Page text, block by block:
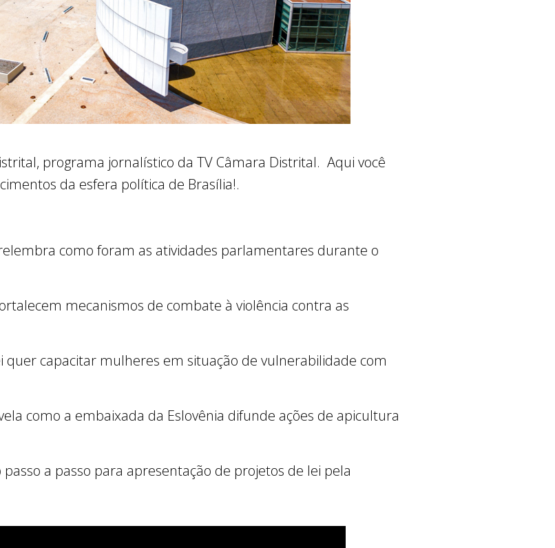
programa jornalístico da TV Câmara Distrital. Aqui você
da esfera política de Brasília!.
como foram as atividades parlamentares durante o
mecanismos de combate à violência contra as
capacitar mulheres em situação de vulnerabilidade com
como a embaixada da Eslovênia difunde ações de apicultura
a passo para apresentação de projetos de lei pela